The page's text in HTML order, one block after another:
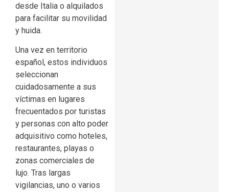
desde Italia o alquilados
para facilitar su movilidad
y huida.
Una vez en territorio
español, estos individuos
seleccionan
cuidadosamente a sus
víctimas en lugares
frecuentados por turistas
y personas con alto poder
adquisitivo como hoteles,
restaurantes, playas o
zonas comerciales de
lujo. Tras largas
vigilancias, uno o varios